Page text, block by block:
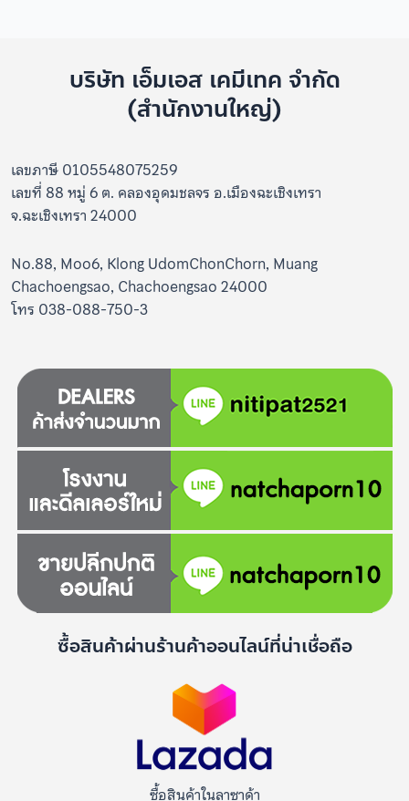
บริษัท เอ็มเอส เคมีเทค จำกัด
(สำนักงานใหญ่)
เลขภาษี 0105548075259
เลขที่ 88 หมู่ 6 ต. คลองอุดมชลจร อ.เมืองฉะเชิงเทรา
จ.ฉะเชิงเทรา 24000
No.88, Moo6, Klong UdomChonChorn, Muang
Chachoengsao, Chachoengsao 24000
โทร 038-088-750-3
ซื้อสินค้าผ่านร้านค้าออนไลน์ที่น่าเชื่อถือ
ซื้อสินค้าในลาซาด้า